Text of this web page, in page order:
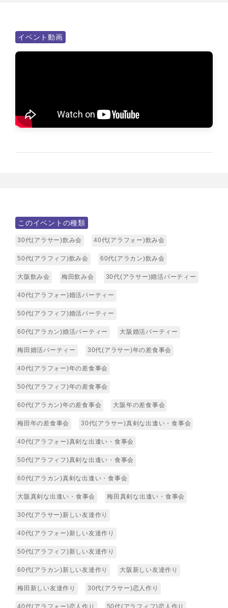
イベント動画
このイベントの種類
30代(アラサー)飲み会 40代(アラフォー)飲み会
50代(アラフィフ)飲み会 60代(アラカン)飲み会
大阪飲み会 梅田飲み会 30代(アラサー)婚活パーティー
40代(アラフォー)婚活パーティー
50代(アラフィフ)婚活パーティー
60代(アラカン)婚活パーティー 大阪婚活パーティー
梅田婚活パーティー 30代(アラサー)年の差食事会
40代(アラフォー)年の差食事会
50代(アラフィフ)年の差食事会
60代(アラカン)年の差食事会 大阪年の差食事会
梅田年の差食事会 30代(アラサー)真剣な出逢い・食事会
40代(アラフォー)真剣な出逢い・食事会
50代(アラフィフ)真剣な出逢い・食事会
60代(アラカン)真剣な出逢い・食事会
大阪真剣な出逢い・食事会 梅田真剣な出逢い・食事会
30代(アラサー)新しい友達作り
40代(アラフォー)新しい友達作り
50代(アラフィフ)新しい友達作り
60代(アラカン)新しい友達作り 大阪新しい友達作り
梅田新しい友達作り 30代(アラサー)恋人作り
40代(アラフォー)恋人作り 50代(アラフィフ)恋人作り